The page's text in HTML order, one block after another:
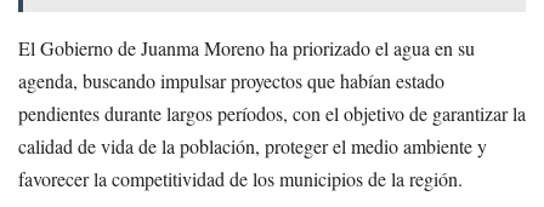
El Gobierno de Juanma Moreno ha priorizado el agua en su
agenda, buscando impulsar proyectos que habían estado
pendientes durante largos períodos, con el objetivo de garantizar la
calidad de vida de la población, proteger el medio ambiente y
favorecer la competitividad de los municipios de la región.